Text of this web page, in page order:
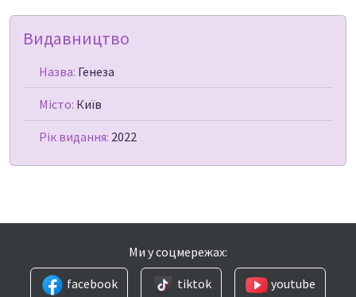
Видавництво
Назва: Генеза
Місто: Київ
Рік видання: 2022
Ми у соцмережах:
facebook
tiktok youtube